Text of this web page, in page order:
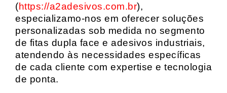
(https://a2adesivos.com.br),
especializamo-nos em oferecer soluções
personalizadas sob medida no segmento
de fitas dupla face e adesivos industriais,
atendendo às necessidades específicas
de cada cliente com expertise e tecnologia
de ponta.